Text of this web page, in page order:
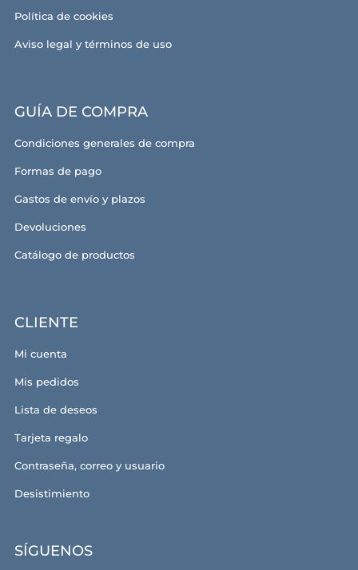
Política de cookies
Aviso legal y términos de uso
GUÍA DE COMPRA
Condiciones generales de compra
Formas de pago
Gastos de envío y plazos
Devoluciones
Catálogo de productos
CLIENTE
Mi cuenta
Mis pedidos
Lista de deseos
Tarjeta regalo
Contraseña, correo y usuario
Desistimiento
SÍGUENOS